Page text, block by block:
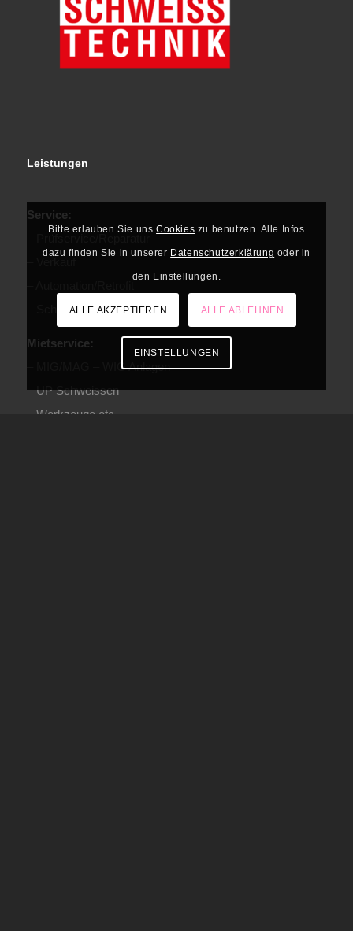
Leistungen
Service:
– Schulung
Mietservice:
– MIG/MAG – WIG Anlagen
– UP Schweissen
– Werkzeuge etc.
Bitte erlauben Sie unsCookies zu benutzen. Alle Infos
dazu finden Sie in unserer Datenschutzerklärung oder in
den Einstellungen.
ALLE AKZEPTIEREN ALLE ABLEHNEN
EINSTELLUNGEN